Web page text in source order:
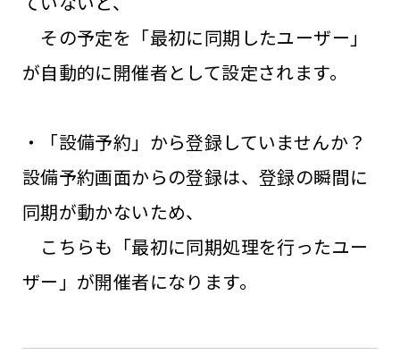
その予定を「最初に同期したユーザー」
が自動的に開催者として設定されます。
・「設備予約」から登録していませんか？
設備予約画面からの登録は、登録の瞬間に
同期が動かないため、
こちらも「最初に同期処理を行ったユー
ザー」が開催者になります。